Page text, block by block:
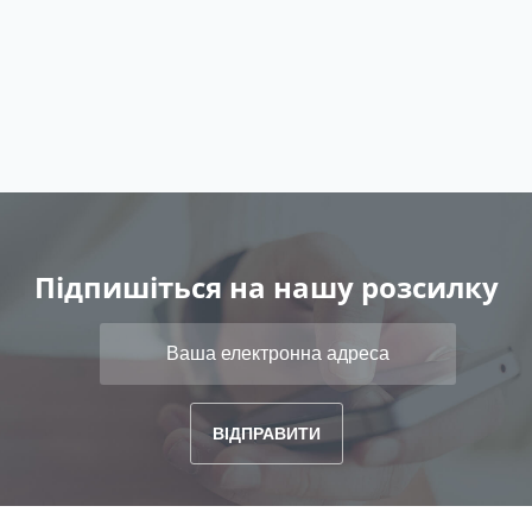
Підпишіться на нашу розсилку